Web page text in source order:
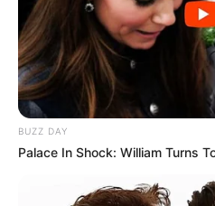
Share FacebookWhatsApp X
BUZZ DAY
Palace In Shock: William Turns